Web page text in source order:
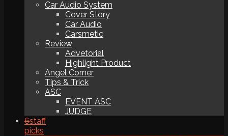
Car Audio System
Cover Story
Car Audio
Carsmetic
Review
Advetorial
Highlight Product
Angel Corner
Tips & Trick
ASC
EVENT ASC
JUDGE
6staff
picks